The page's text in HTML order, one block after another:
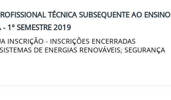
TÉCNICA SUBSEQUENTE AO ENSINO
1º SEMESTRE 2019
INSCRIÇÃO - INSCRIÇÕES ENCERRADAS
DE ENERGIAS RENOVÁVEIS; SEGURANÇA